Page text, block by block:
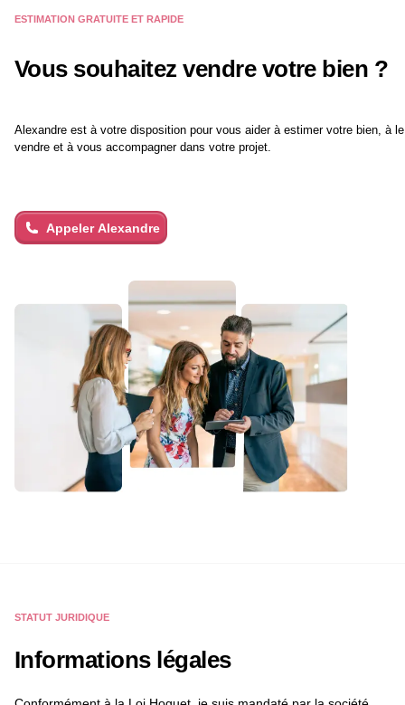
ESTIMATION GRATUITE ET RAPIDE
Vous souhaitez vendre votre bien ?
Alexandre est à votre disposition pour vous aider à estimer votre bien, à le
vendre et à vous accompagner dans votre projet.
AppelerAlexandre
STATUT JURIDIQUE
Informations légales